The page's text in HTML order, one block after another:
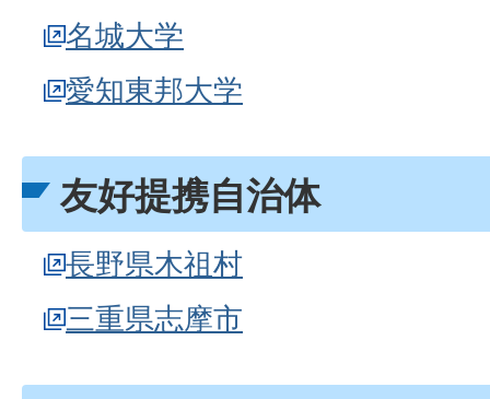
名城大学
愛知東邦大学
友好提携自治体
長野県木祖村
三重県志摩市